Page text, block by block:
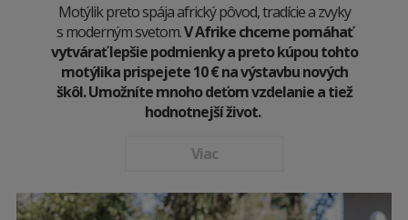
Motýlik preto spája africký pôvod, tradície a zvyky
s moderným svetom.V Afrike chceme pomáhať
vytvárať lepšie podmienky a preto kúpou tohto
motýlika prispejete 10€na výstavbu nových
škôl. Umožníte mnoho deťom vzdelanie a tiež
hodnotnejší život.
Viac